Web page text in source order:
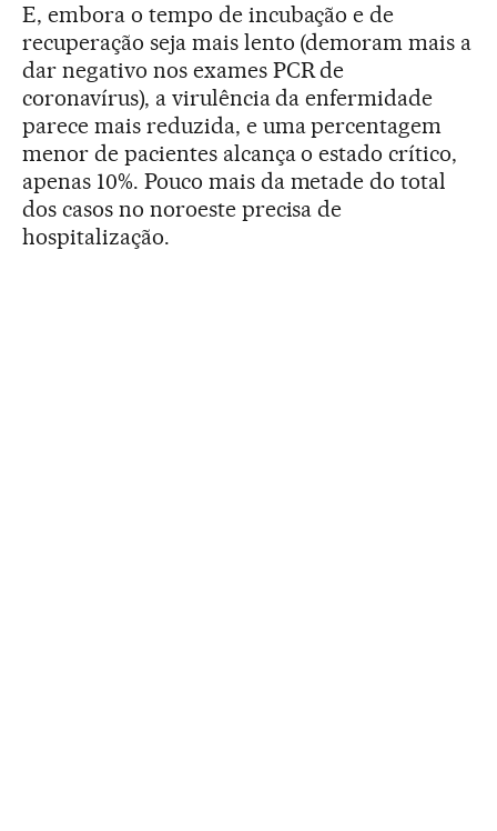
E, embora o tempo de incubação e de
recuperação seja mais lento (demoram mais a
dar negativo nos exames PCR de
coronavírus), a virulência da enfermidade
parece mais reduzida, e uma percentagem
menor de pacientes alcança o estado crítico,
apenas 10%. Pouco mais da metade do total
dos casos no noroeste precisa de
hospitalização.